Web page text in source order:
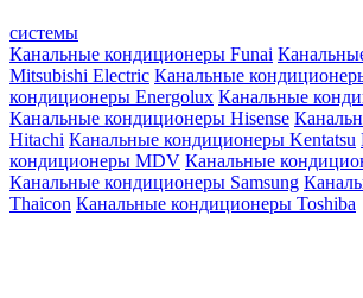
системы
Канальные кондиционеры Funai
Mitsubishi Electric Канальные
кондиционеры Energolux Канальные
Канальные кондиционеры Hisense
Hitachi Канальные кондиционеры Kentatsu
кондиционеры MDV Канальные
Канальные кондиционеры Samsung
Thaicon Канальные кондиционеры Toshiba